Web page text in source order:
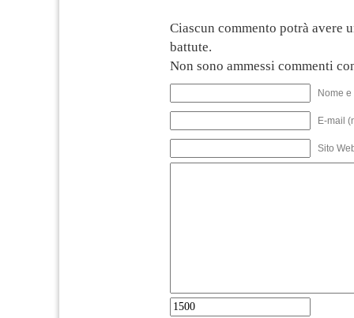
Ciascun commento potrà avere
battute.
Non sono ammessi commenti
Nome
E-mail
Sito